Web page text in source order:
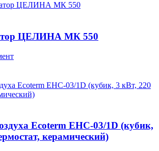
ЦЕЛИНА МК 550
Ecoterm EHC-03/1D (кубик,
керамический)